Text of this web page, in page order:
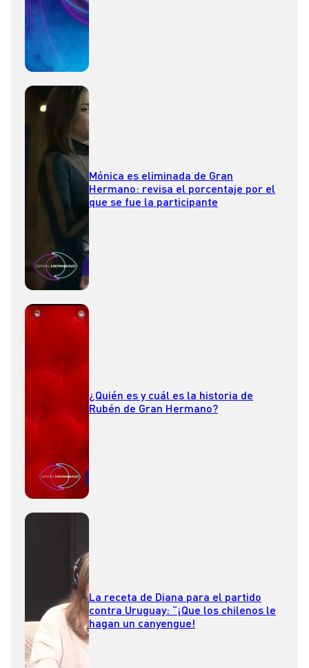
Mónica es eliminada de Gran
Hermano: revisa el porcentaje por el
que se fue la participante
¿Quién es y cuál es la historia de
Rubén de Gran Hermano?
La receta de Diana para el partido
contra Uruguay: “¡Que los chilenos le
hagan un canyengue!